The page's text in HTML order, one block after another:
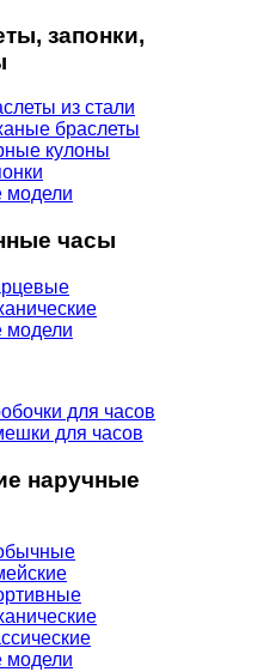
запонки,
из стали
браслеты
кулоны
модели
часы
модели
для часов
для часов
наручные
модели